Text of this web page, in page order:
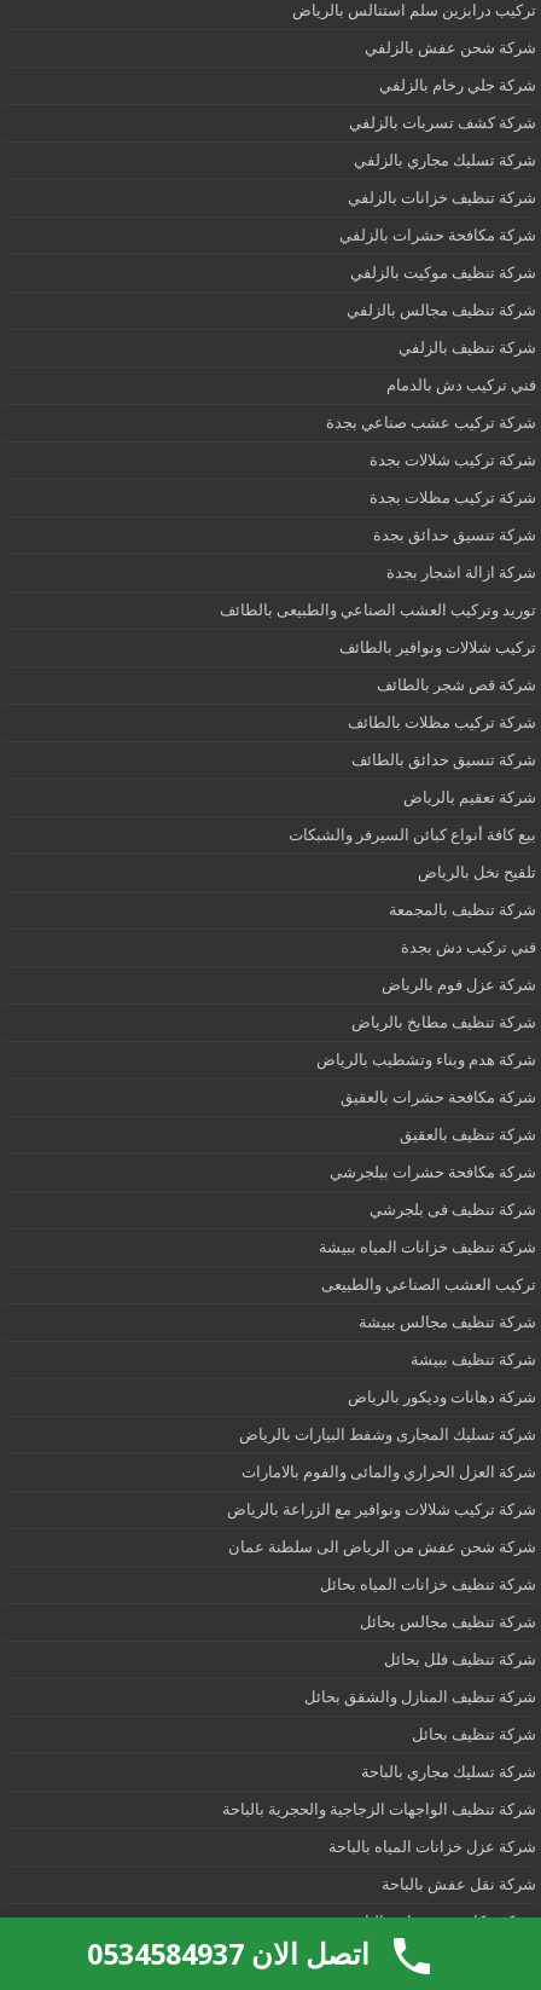
تركيب درابزين سلم استنالس بالرياض
شركة شحن عفش بالزلفي
شركة جلي رخام بالزلفي
شركة كشف تسربات بالزلفي
شركة تسليك مجاري بالزلفي
شركة تنظيف خزانات بالزلفي
شركة مكافحة حشرات بالزلفي
شركة تنظيف موكيت بالزلفي
شركة تنظيف مجالس بالزلفي
شركة تنظيف بالزلفي
فني تركيب دش بالدمام
شركة تركيب عشب صناعي بجدة
شركة تركيب شلالات بجدة
شركة تركيب مظلات بجدة
شركة تنسيق حدائق بجدة
شركة ازالة اشجار بجدة
توريد وتركيب العشب الصناعي والطبيعى بالطائف
تركيب شلالات ونوافير بالطائف
شركة قص شجر بالطائف
شركة تركيب مظلات بالطائف
شركة تنسيق حدائق بالطائف
شركة تعقيم بالرياض
بيع كافة أنواع كبائن السيرفر والشبكات
تلقيح نخل بالرياض
شركة تنظيف بالمجمعة
فني تركيب دش بجدة
شركة عزل فوم بالرياض
شركة تنظيف مطابخ بالرياض
شركة هدم وبناء وتشطيب بالرياض
شركة مكافحة حشرات بالعقيق
شركة تنظيف بالعقيق
شركة مكافحة حشرات ببلجرشي
شركة تنظيف فى بلجرشي
شركة تنظيف خزانات المياه ببيشة
تركيب العشب الصناعي والطبيعى
شركة تنظيف مجالس ببيشة
شركة تنظيف ببيشة
شركة دهانات وديكور بالرياض
شركة تسليك المجارى وشفط البيارات بالرياض
شركة العزل الحراري والمائى والفوم بالامارات
شركة تركيب شلالات ونوافير مع الزراعة بالرياض
شركة شحن عفش من الرياض الى سلطنة عمان
شركة تنظيف خزانات المياه بحائل
شركة تنظيف مجالس بحائل
شركة تنظيف فلل بحائل
شركة تنظيف المنازل والشقق بحائل
شركة تنظيف بحائل
شركة تسليك مجاري بالباحة
شركة تنظيف الواجهات الزجاجية والحجرية بالباحة
شركة عزل خزانات المياه بالباحة
شركة نقل عفش بالباحة
شركة مكافحة حشرات بالباحة
شركة تنظيف خزانات المياه بالباحةاتصل الان 0534584937